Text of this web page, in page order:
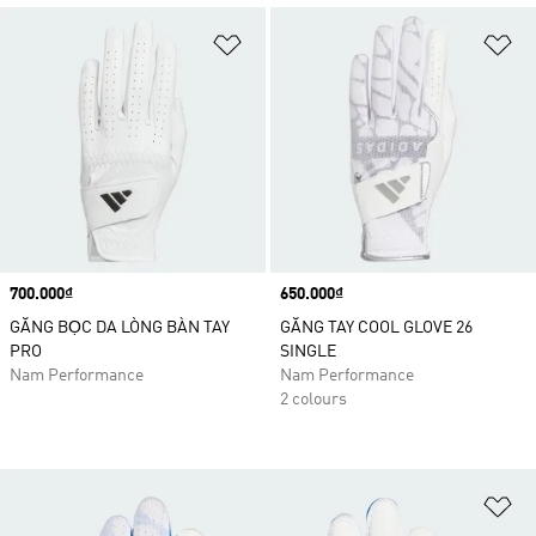
Price
700.000₫
GĂNG BỌC DA LÒNG BÀN TAY
PRO
Nam Performance
Price
650.000₫
GĂNG TAY COOL GLOVE 26
SINGLE
Nam Performance
2 colours